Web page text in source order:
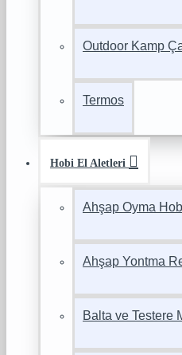
Outdoor Kamp
Termos
Hobi El Aletleri
Ahşap Oyma
Ahşap Yontma
Balta ve Testere